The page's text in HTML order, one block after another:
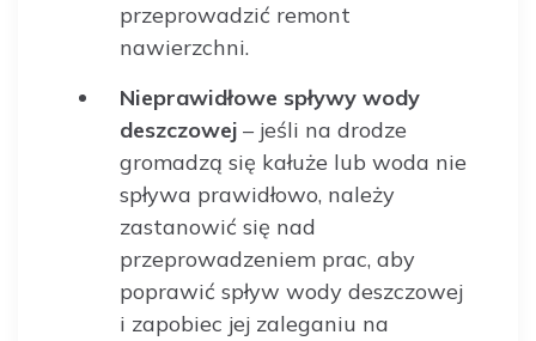
przeprowadzić remont
nawierzchni.
Nieprawidłowe spływy wody
deszczowej – jeśli na drodze
gromadzą się kałuże lub woda nie
spływa prawidłowo, należy
zastanowić się nad
przeprowadzeniem prac, aby
poprawić spływ wody deszczowej
i zapobiec jej zaleganiu na